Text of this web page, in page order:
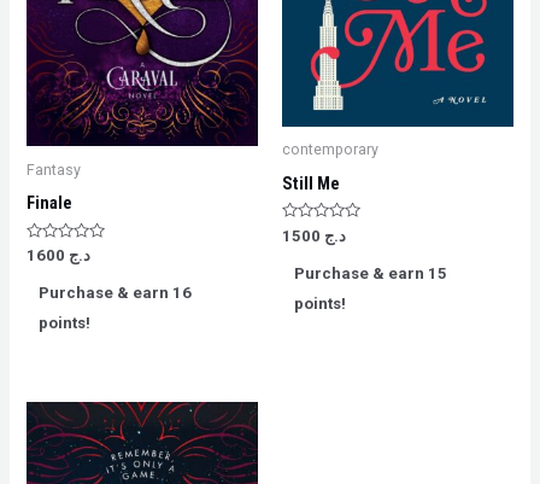
Fantasy
Finale
Rated
of
د.ج
Purchase & earn 16
points!
contemporary
Still Me
Rated
0
د.ج
Purchase & earn 15
points!